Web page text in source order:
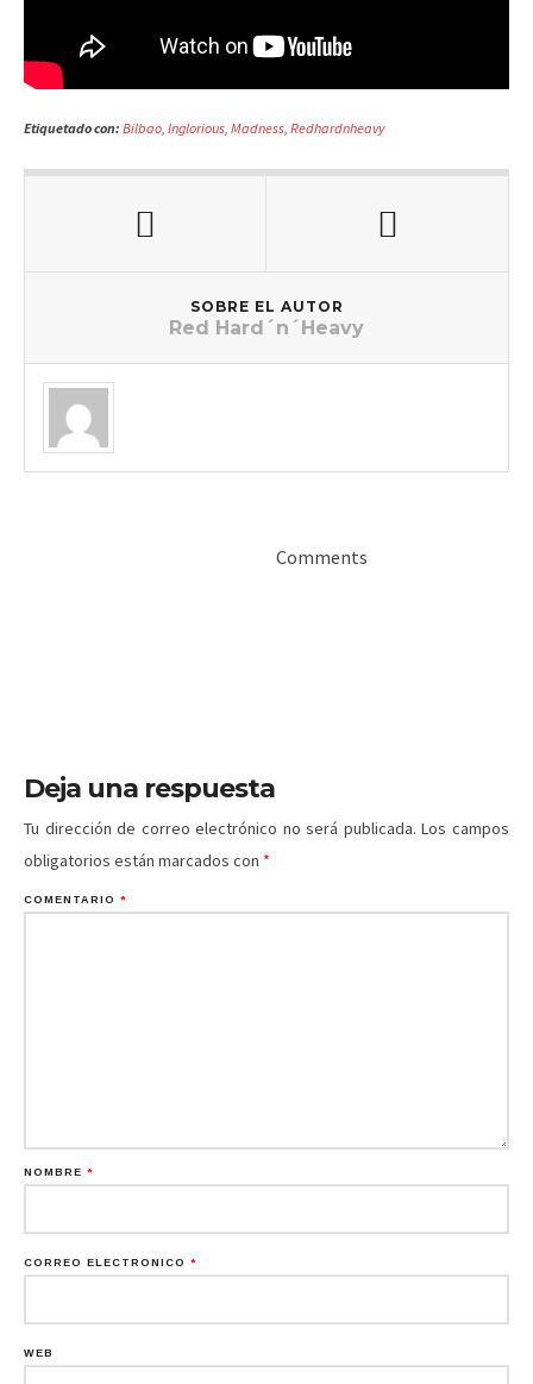
Etiquetado con: Bilbao, Inglorious, Madness, Redhardnheavy
SOBRE EL AUTOR
Red Hard´n´Heavy
Comments
Deja una respuesta
Tu dirección de correo electrónico no será publicada. Los campos
obligatorios están marcados con *
COMENTARIO *
NOMBRE *
CORREO ELECTRÓNICO *
WEB